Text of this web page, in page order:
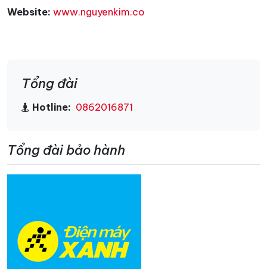
Website: www.nguyenkim.co
Tổng đài
Hotline: 0862016871
Tổng đài bảo hành